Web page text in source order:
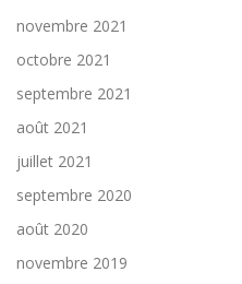
novembre 2021
octobre 2021
septembre 2021
août 2021
juillet 2021
septembre 2020
août 2020
novembre 2019